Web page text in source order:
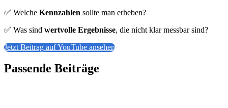
✅ Welche Kennzahlen sollte man erheben?
✅ Was sind wertvolle Ergebnisse, die nicht klar messbar sind?
Jetzt Beitrag auf YouTube ansehen
Passende Beiträge